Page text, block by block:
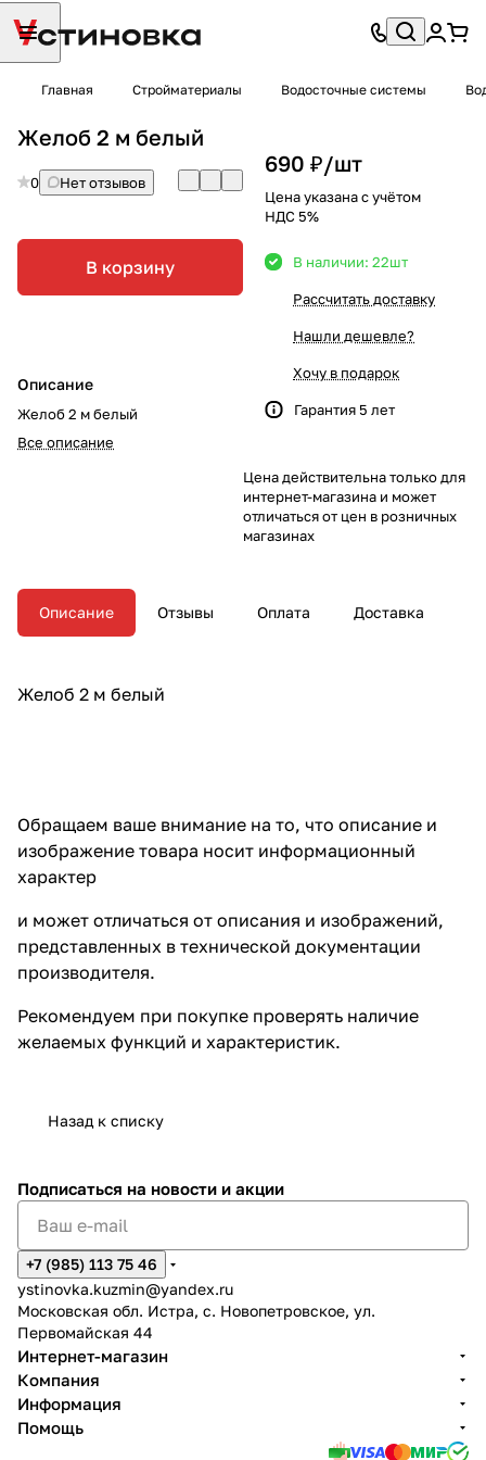
Главная Стройматериалы Водосточные системы
Желоб 2 м белый
0 Нет отзывов
В корзину
Описание
Желоб 2 м белый
Все описание
690 ₽/шт
Цена указана с учётом
НДС 5%
В наличии: 22шт
Рассчитать доставку
Нашли дешевле?
Хочу в подарок
Гарантия 5 лет
Цена действительна только для
интернет-магазина и может
отличаться от цен в розничных
магазинах
Описание Отзывы Оплата Доставка
Желоб 2 м белый
Обращаем ваше внимание на то, что описание и
изображение товара носит информационный
характер
и может отличаться от описания и изображений,
представленных в технической документации
производителя.
Рекомендуем при покупке проверять наличие
желаемых функций и характеристик.
Назад к списку
Подписаться на новости и акции
+7 (985) 113 75 46
ystinovka.kuzmin@yandex.ru
Московская обл. Истра, с. Новопетровское, ул.
Первомайская 44
Интернет-магазин
Компания
Информация
Помощь